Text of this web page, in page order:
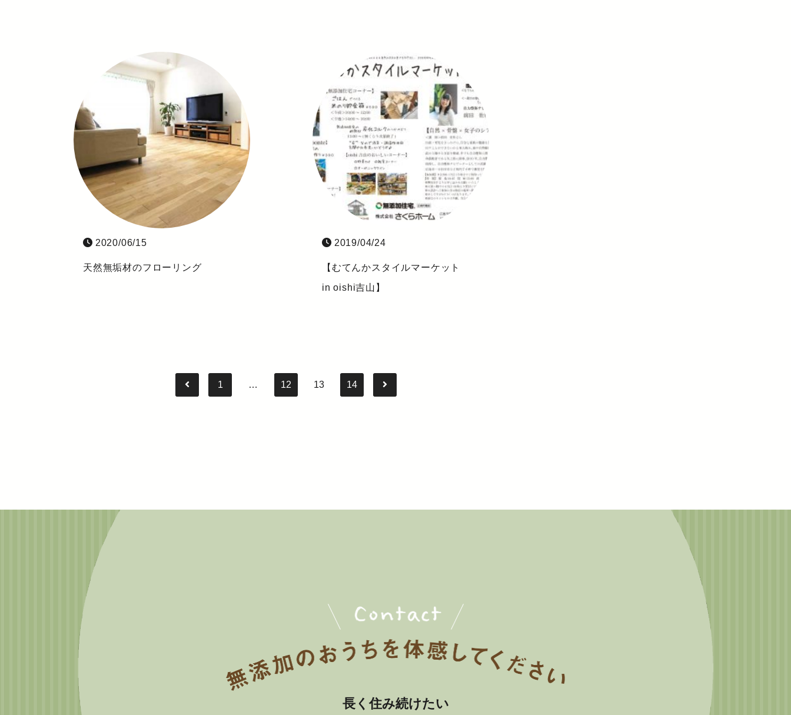
2020/06/15
天然無垢材のフローリング
2019/04/24
【むてんかスタイルマーケット
in oishi吉山】
1 … 12 13 14
長く住み続けたい